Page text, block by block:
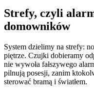
Strefy, czyli
domowników
System dzielimy na strefy:
piętrze. Czujki dobieramy
nie wywoła fałszywego
pilnują posesji, zanim
sterować bramą i światłem.